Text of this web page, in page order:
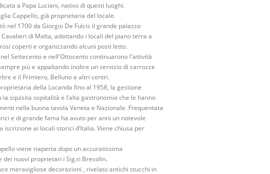
a Papa Luciani, nativo di questi luoghi.
Cappello, già proprietaria del locale.
nel 1700 da Giorgio De Fulcis il grande palazzo
di Malta, adattando i locali del piano terra a
coperti e organizzando alcuni posti letto.
Settecento e nell'Ottocento continuarono l'attività
più e appaltando inoltre un servizio di carrozze
e il Primiero, Belluno e altri centri.
della Locanda fino al 1958, la gestione
la squisita ospitalità e l’alta gastronomia che le hanno
nella buona tavola Veneta e Nazionale. Frequentata
e di grande fama ha avuto per anni un notevole
iscrizione ai locali storici d’Italia. Viene chiusa per
viene riaperta dopo un accuratissima
nuovi proprietari i Sig.ri Bresolin.
meravigliose decorazioni , rivelato antichi stucchi in